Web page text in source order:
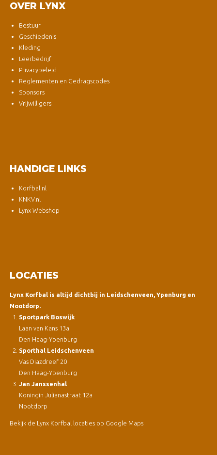
OVER LYNX
Bestuur
Geschiedenis
Kleding
Leerbedrijf
Privacybeleid
Reglementen en Gedragscodes
Sponsors
Vrijwilligers
HANDIGE LINKS
Korfbal.nl
KNKV.nl
Lynx Webshop
LOCATIES
Lynx Korfbal is altijd dichtbij in Leidschenveen, Ypenburg en
Nootdorp.
Sportpark Boswijk
Laan van Kans 13a
Den Haag-Ypenburg
Sporthal Leidschenveen
Vas Diazdreef 20
Den Haag-Ypenburg
Jan Janssenhal
Koningin Julianastraat 12a
Nootdorp
Bekijk de Lynx Korfbal locaties op Google Maps